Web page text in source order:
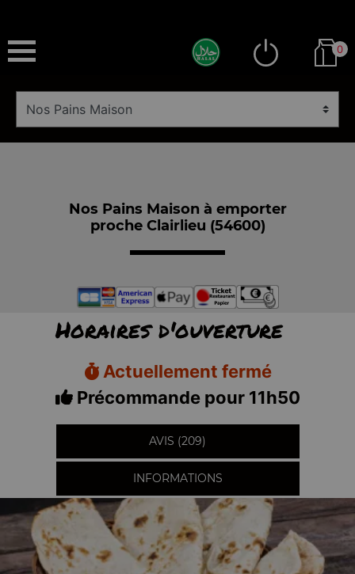
0
Nos Pains Maison à emporter
proche Clairlieu (54600)
Horaires d'ouverture
Actuellement fermé
Précommande pour 11h50
AVIS (209)
INFORMATIONS